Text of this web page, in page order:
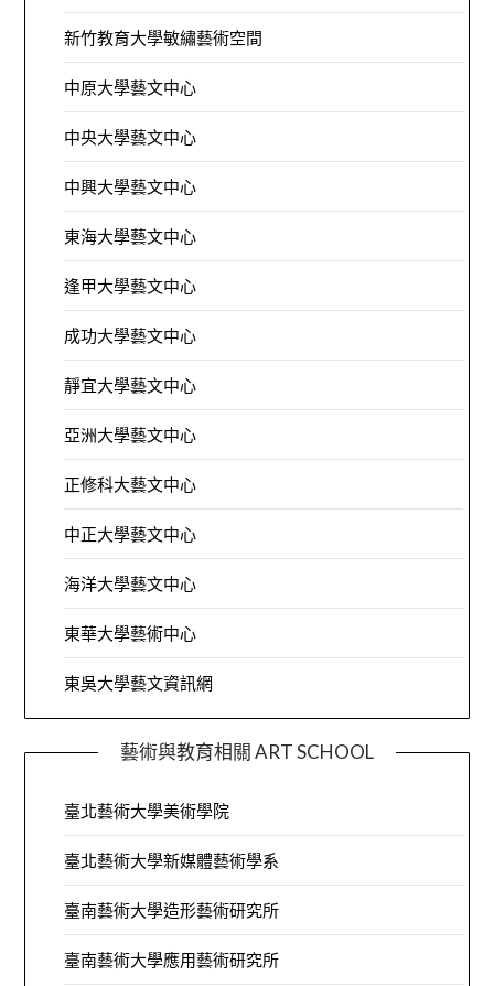
新竹教育大學敏繡藝術空間
中原大學藝文中心
中央大學藝文中心
中興大學藝文中心
東海大學藝文中心
逢甲大學藝文中心
成功大學藝文中心
靜宜大學藝文中心
亞洲大學藝文中心
正修科大藝文中心
中正大學藝文中心
海洋大學藝文中心
東華大學藝術中心
東吳大學藝文資訊網
藝術與教育相關 ART SCHOOL
臺北藝術大學美術學院
臺北藝術大學新媒體藝術學系
臺南藝術大學造形藝術研究所
臺南藝術大學應用藝術研究所